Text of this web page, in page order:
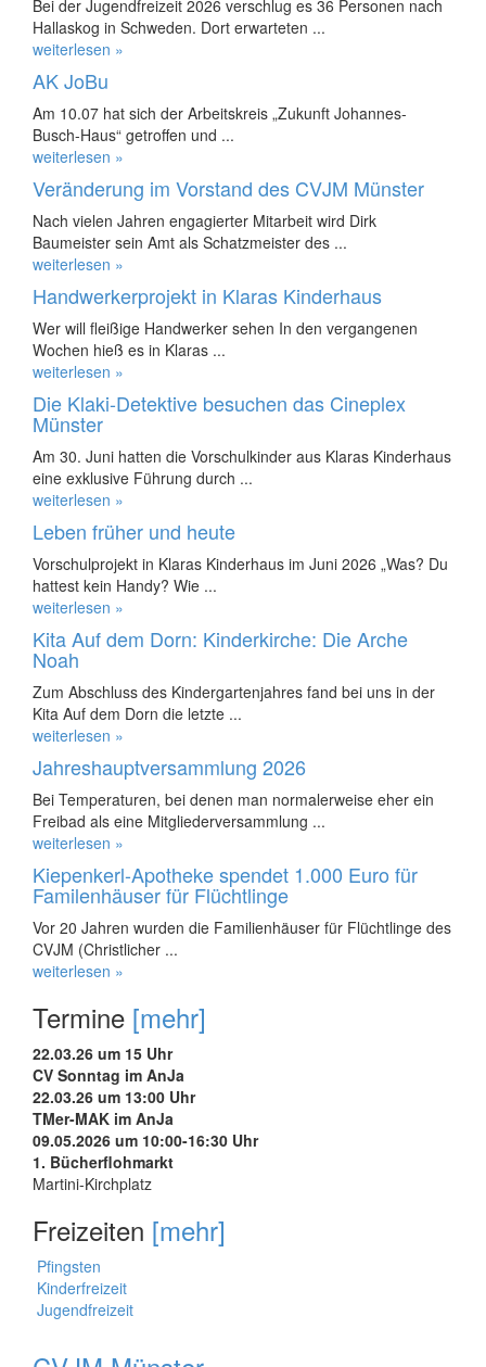
Bei der Jugendfreizeit 2026 verschlug es 36 Personen nach
Hallaskog in Schweden. Dort erwarteten ...
weiterlesen »
AK JoBu
Am 10.07 hat sich der Arbeitskreis „Zukunft Johannes-
Busch-Haus“ getroffen und ...
weiterlesen »
Veränderung im Vorstand des CVJM Münster
Nach vielen Jahren engagierter Mitarbeit wird Dirk
Baumeister sein Amt als Schatzmeister des ...
weiterlesen »
Handwerkerprojekt in Klaras Kinderhaus
Wer will fleißige Handwerker sehen In den vergangenen
Wochen hieß es in Klaras ...
weiterlesen »
Die Klaki-Detektive besuchen das Cineplex
Münster
Am 30. Juni hatten die Vorschulkinder aus Klaras Kinderhaus
eine exklusive Führung durch ...
weiterlesen »
Leben früher und heute
Vorschulprojekt in Klaras Kinderhaus im Juni 2026 „Was? Du
hattest kein Handy? Wie ...
weiterlesen »
Kita Auf dem Dorn: Kinderkirche: Die Arche
Noah
Zum Abschluss des Kindergartenjahres fand bei uns in der
Kita Auf dem Dorn die letzte ...
weiterlesen »
Jahreshauptversammlung 2026
Bei Temperaturen, bei denen man normalerweise eher ein
Freibad als eine Mitgliederversammlung ...
weiterlesen »
Kiepenkerl-Apotheke spendet 1.000 Euro für
Familenhäuser für Flüchtlinge
Vor 20 Jahren wurden die Familienhäuser für Flüchtlinge des
CVJM (Christlicher ...
weiterlesen »
Termine [mehr]
22.03.26 um 15 Uhr
CV Sonntag im AnJa
22.03.26 um 13:00 Uhr
TMer-MAK im AnJa
09.05.2026 um 10:00-16:30 Uhr
1. Bücherflohmarkt
Martini-Kirchplatz
Freizeiten [mehr]
Pfingsten
Kinderfreizeit
Jugendfreizeit